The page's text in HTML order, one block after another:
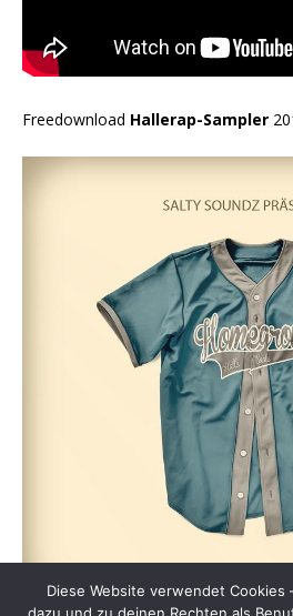
Freedownload Hallerap-Sampler
Diese Website verwendet Cookies